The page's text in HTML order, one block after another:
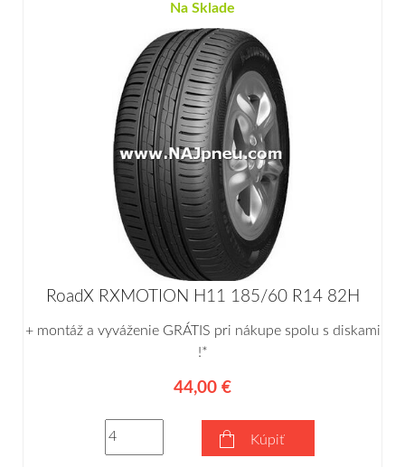
Na Sklade
RoadX RXMOTION H11 185/60 R14 82H
+ montáž a vyváženie GRÁTIS pri nákupe spolu s diskami
!*
44,00 €
Kúpiť